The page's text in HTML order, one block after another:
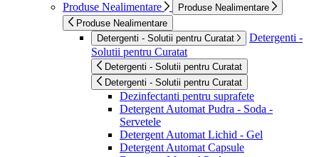
Produse Nealimentare
Produse Nealimentare
Produse Nealimentare
Detergenti - Solutii pentru Curatat
Detergenti -
Solutii pentru Curatat
Detergenti - Solutii pentru Curatat
Detergenti - Solutii pentru Curatat
Dezinfectanti pentru suprafete
Detergent Automat Pudra - Soda -
Servetele
Detergent Automat Lichid - Gel
Detergent Automat Capsule